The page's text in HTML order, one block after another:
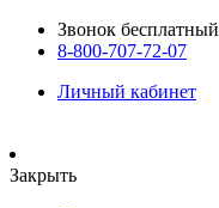
Звонок бесплатный
8-800-707-72-07
Личный кабинет
Закрыть